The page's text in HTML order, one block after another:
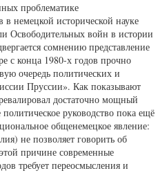
проблематике
немецкой исторической науке
Освободительных войн в истории
сомнению представление
с конца 1980-х годов прочно
очередь политических и
Пруссии». Как показывают
достаточно мощный
руководство пока ещё
общенемецкое явление:
не позволяет говорить об
причине современные
требует переосмысления и